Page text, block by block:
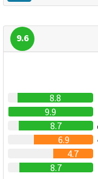
9.6
8.8
9.9
8.7
6.9
4.7
8.7